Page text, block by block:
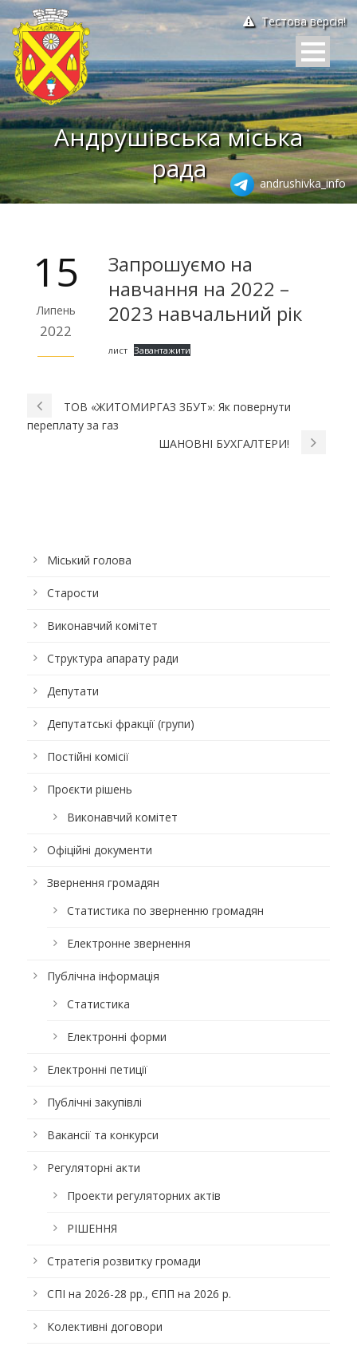
Тестова версія!
Андрушівська міська
рада
andrushivka_info
15
Липень
2022
Запрошуємо на
навчання на 2022 –
2023 навчальний рік
лист Завантажити
ТОВ «ЖИТОМИРГАЗ ЗБУТ»: Як повернути
переплату за газ
ШАНОВНІ БУХГАЛТЕРИ!
Міський голова
Старости
Виконавчий комітет
Структура апарату ради
Депутати
Депутатські фракції (групи)
Постійні комісії
Проєкти рішень
Виконавчий комітет
Офіційні документи
Звернення громадян
Статистика по зверненню громадян
Електронне звернення
Публічна інформація
Статистика
Електронні форми
Електронні петиції
Публічні закупівлі
Вакансії та конкурси
Регуляторні акти
Проекти регуляторних актів
РІШЕННЯ
Стратегія розвитку громади
СПІ на 2026-28 рр., ЄПП на 2026 р.
Колективні договори